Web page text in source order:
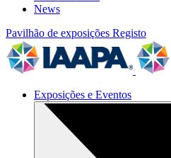
News
Pavilhão de exposições Registo
Exposições e Eventos